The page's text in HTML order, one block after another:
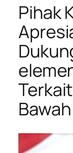
Pihak